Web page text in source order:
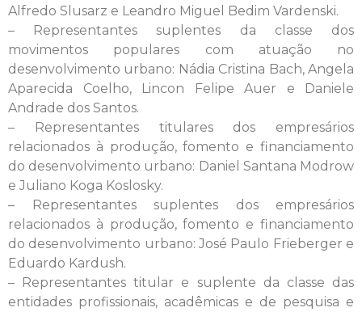
Alfredo Slusarz e Leandro Miguel Bedim Vardenski.
– Representantes suplentes da classe dos
movimentos populares com atuação no
desenvolvimento urbano: Nádia Cristina Bach, Angela
Aparecida Coelho, Lincon Felipe Auer e Daniele
Andrade dos Santos.
– Representantes titulares dos empresários
relacionados à produção, fomento e financiamento
do desenvolvimento urbano: Daniel Santana Modrow
e Juliano Koga Koslosky.
– Representantes suplentes dos empresários
relacionados à produção, fomento e financiamento
do desenvolvimento urbano: José Paulo Frieberger e
Eduardo Kardush.
– Representantes titular e suplente da classe das
entidades profissionais, acadêmicas e de pesquisa e